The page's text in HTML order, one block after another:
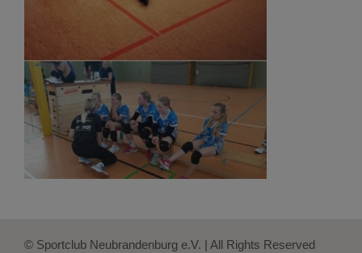
© Sportclub Neubrandenburg e.V. | All Rights Reserved